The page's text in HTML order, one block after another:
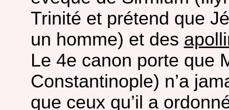
Trinité et prétend que
un homme) et des
Le 4e canon porte que
Constantinople) n’a
que ceux qu’il a